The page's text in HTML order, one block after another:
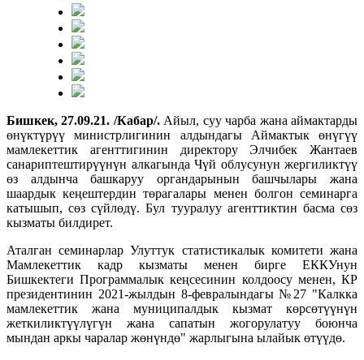
Бишкек, 27.09.21. /Кабар/. Айыл, суу чарба жана аймактарды
өнүктүрүү министрлигинин алдындагы Аймактык өнүгүү
мамлекеттик агенттигинин директору Элчибек Жантаев
санариптештирүүнүн алкагында Чүй облусунун жергиликтүү
өз алдынча башкаруу органдарынын башчылары жана
шаардык кеңештердин төрагалары менен болгон семинарга
катышып, сөз сүйлөдү. Бул тууралуу агенттиктин басма сөз
кызматы билдирет.
Аталган семинарлар Улуттук статистикалык комитети жана
Мамлекеттик кадр кызматы менен бирге ЕККУнун
Бишкектеги Программалык кеңсесинин колдоосу менен, КР
президентинин 2021-жылдын 8-февралындагы №27 "Калкка
мамлекеттик жана муниципалдык кызмат көрсөтүүнүн
жеткиликтүүлүгүн жана сапатын жогорулатуу боюнча
мындан аркы чаралар жөнүндө" жарлыгына ылайык өтүүдө.